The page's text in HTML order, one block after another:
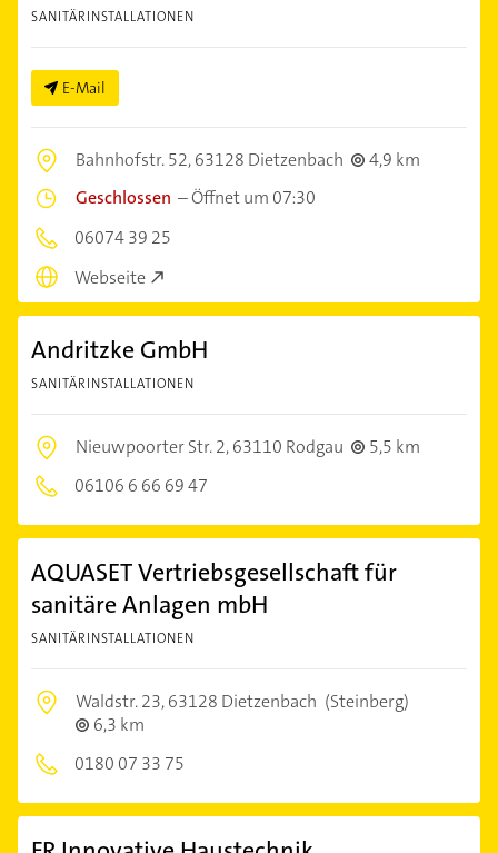
SANITÄRINSTALLATIONEN
E-Mail
Bahnhofstr. 52,63128 Dietzenbach
4,9 km
Geschlossen –Öffnet um 07:30
06074 39 25
Webseite
Andritzke GmbH
SANITÄRINSTALLATIONEN
Nieuwpoorter Str. 2,63110 Rodgau
5,5 km
06106 6 66 69 47
AQUASET Vertriebsgesellschaft für
sanitäre Anlagen mbH
SANITÄRINSTALLATIONEN
Waldstr. 23,63128 Dietzenbach (Steinberg)
6,3 km
0180 07 33 75